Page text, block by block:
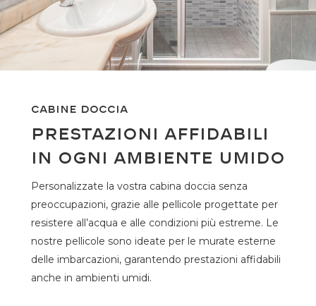
Cabine doccia
Prestazioni Affidabili
in Ogni Ambiente Umido
Personalizzate la vostra cabina doccia senza
preoccupazioni, grazie alle pellicole progettate per
resistere all’acqua e alle condizioni più estreme. Le
nostre pellicole sono ideate per le murate esterne
delle imbarcazioni, garantendo prestazioni affidabili
anche in ambienti umidi.